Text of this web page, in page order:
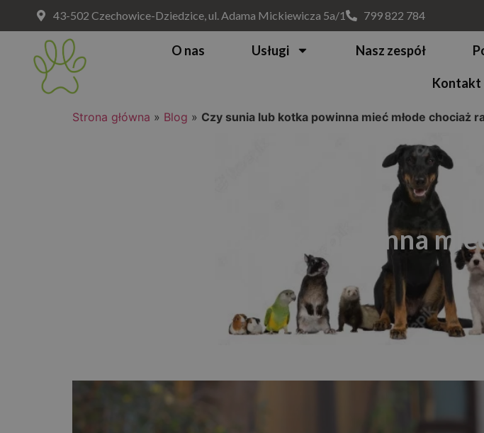
43-502 Czechowice-Dziedzice, ul. Adama Mickiewicza 5a/1 799 822 784
O nas Usługi Nasz zespół
Kontakt
Strona główna » Blog » Czy sunia lub kotka powinna mieć młode chociaż
Czy sunia lub kotka powinna